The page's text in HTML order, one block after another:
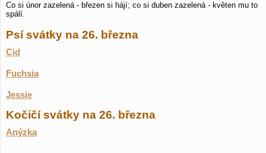
Co si únor zazelená - březen si hájí; co si duben zazelená - květen mu to
spálí.
Psí svátky na 26. března
Cid
Fuchsia
Jessie
Kočičí svátky na 26. března
Anýzka